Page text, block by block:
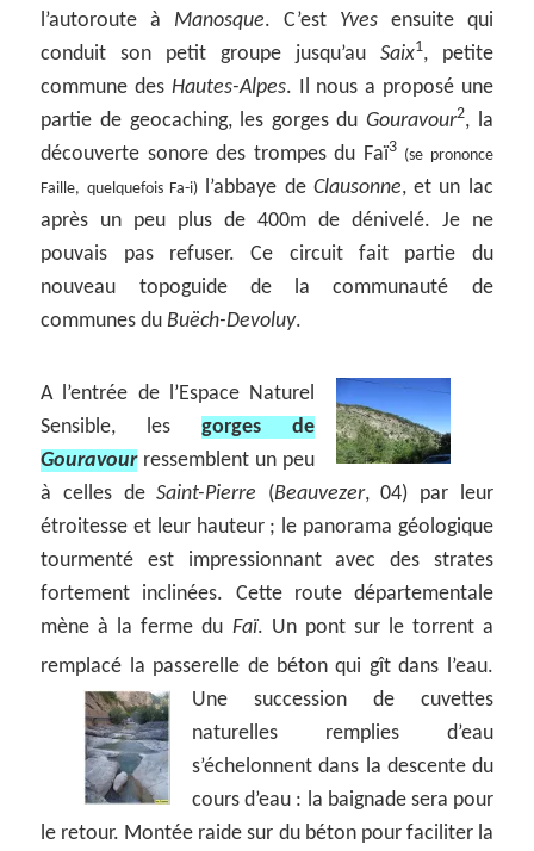
l’autoroute à Manosque. C’est Yvesensuite qui
conduit son petit groupe jusqu’au Saix1, petite
commune des Hautes-Alpes. Il nous a proposé une
partie de geocaching, les gorges du Gouravour2, la
découverte sonore des trompes du Faï3 (se prononce
Faille, quelquefois Fa-i)l’abbaye de Clausonne, et un lac
après un peu plus de 400m de dénivelé. Je ne
pouvais pas refuser. Ce circuit fait partie du
nouveau topoguide de la communauté de
communes duBuëch-Devoluy.
A l’entrée de l’Espace Naturel
Sensible, les gorges de
Gouravourressemblent un peu
à celles deSaint-Pierre (Beauvezer, 04) par leur
étroitesse et leur hauteur ; le panorama géologique
tourmenté est impressionnant avec des strates
fortement inclinées. Cette route départementale
mène à la ferme du Faï. Un pont sur le torrent a
remplacé la passerelle de béton qui gît dans l’eau.
Une succession de cuvettes
naturelles remplies d’eau
s’échelonnent dans la descente du
cours d’eau : la baignade sera pour
le retour. Montée raide sur du béton pour faciliter la